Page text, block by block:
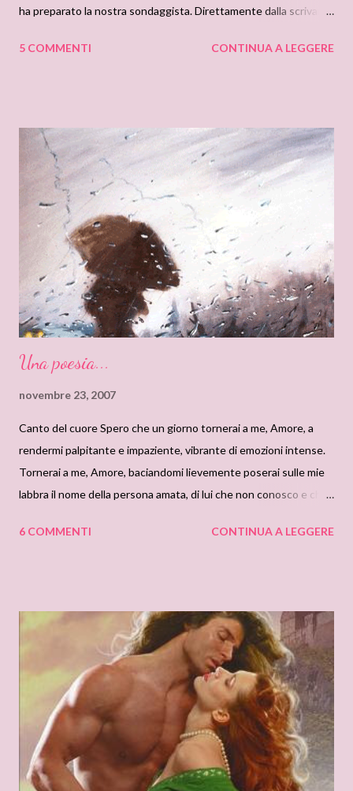
ha preparato la nostra sondaggista. Direttamente dalla scrivania
continuiamo a costruire insieme questo mondo fatato, su misura
sondaggio, quello appena terminato che vedeva contrapposti i
Bedwyn contro i Cynster, avete affermato con decisione che se
poteste passare qualche tempo nella season londinese dell’800,
sarebbe un romantico quarto d’ora su una terrazza inondata dalla
luna con il vostro eroe preferito. Evitando un pic nic pomeridiano
o un ballo in maschera, avete dimostrato di preferire la qualità
alla quantità del tempo da passare nel tempo che fu. E or...
5 COMMENTI CONTINUA A LEGGERE
Una poesia...
novembre 23, 2007
Canto del cuore Spero che un giorno tornerai a me, Amore, a
rendermi palpitante e impaziente, vibrante di emozioni intense.
Tornerai a me, Amore, baciandomi lievemente poserai sulle mie
labbra il nome della persona amata, di lui che non conosco e che,
senza la di lui presenza, senza il di lui affetto, senza il di lui infinito
6 COMMENTI CONTINUA A LEGGERE